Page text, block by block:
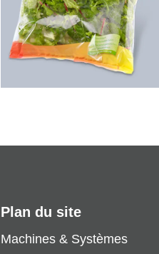
Plan du site
Machines & Systèmes